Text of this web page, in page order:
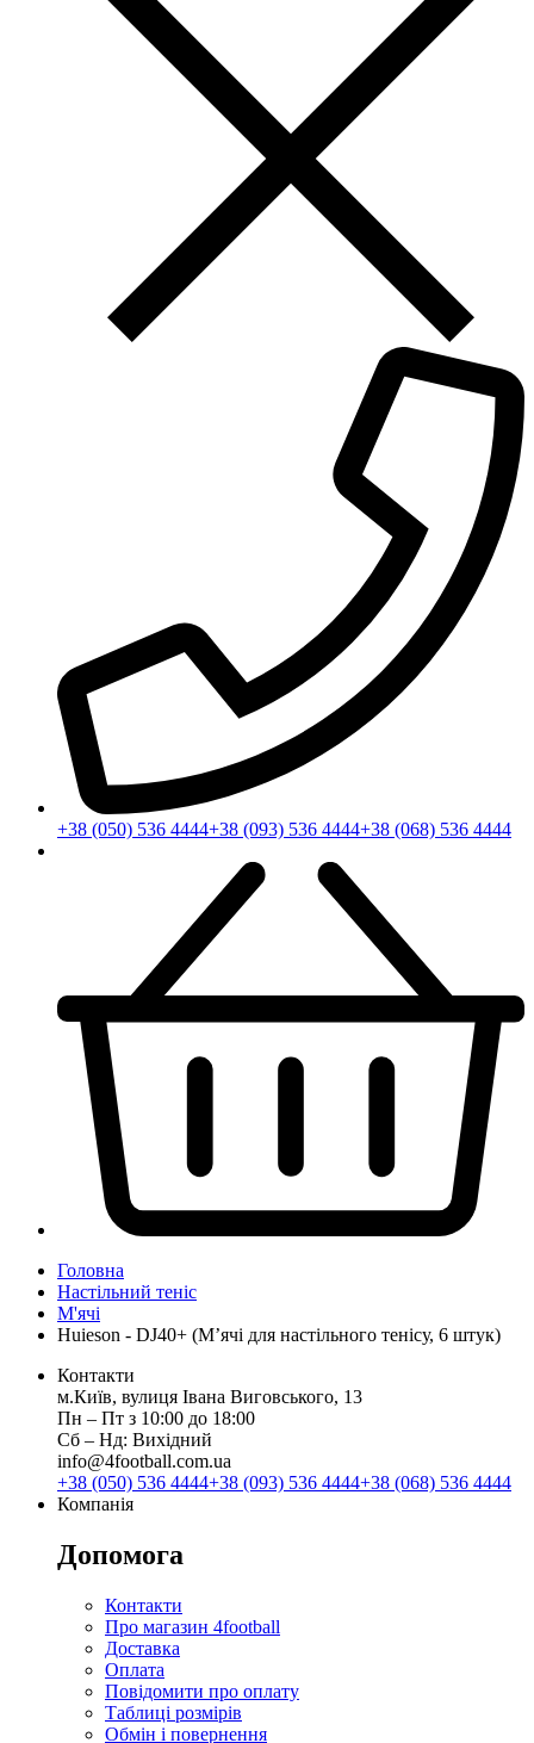
+38 (050) 536 4444+38 (093) 536 4444+38 (068) 536 4444
Головна
Настільний теніс
М'ячі
Huieson - DJ40+ (М’ячі для настільного тенісу, 6 штук)
Контакти
м.Київ, вулиця Івана Виговського, 13
Пн ‒ Пт з 10:00 до 18:00
Сб ‒ Нд: Вихідний
info@4football.com.ua
+38 (050) 536 4444+38 (093) 536 4444+38 (068) 536 4444
Компанія
Допомога
Контакти
Про магазин 4football
Доставка
Оплата
Повідомити про оплату
Таблиці розмірів
Обмін і повернення